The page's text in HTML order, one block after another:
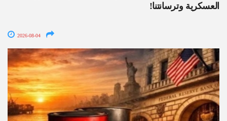
العسكرية وترسانتنا!
2026-08-04